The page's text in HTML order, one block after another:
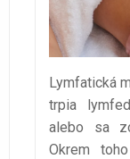
Lymfatická
trpia
alebo sa
Okrem